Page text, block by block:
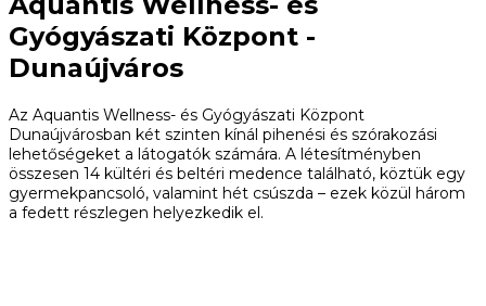
Gyógyászati Központ -
Dunaújváros
Az Aquantis Wellness- és Gyógyászati Központ
Dunaújvárosban két szinten kínál pihenési és szórakozási
lehetőségeket a látogatók számára. A létesítményben
összesen 14 kültéri és beltéri medence található, köztük egy
gyermekpancsoló, valamint hét csúszda – ezek közül három
a fedett részlegen helyezkedik el.